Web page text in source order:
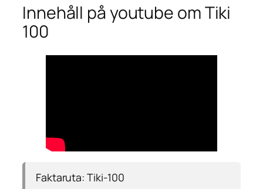
Innehåll på youtube om Tiki
100
Faktaruta: Tiki-100